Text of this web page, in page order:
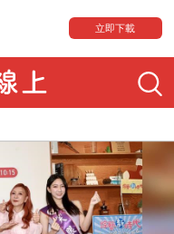
立即下載